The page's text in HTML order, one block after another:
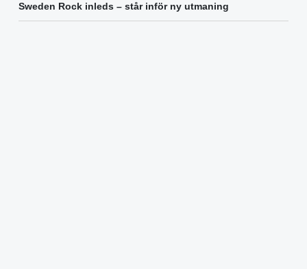
Sweden Rock inleds – står inför ny utmaning